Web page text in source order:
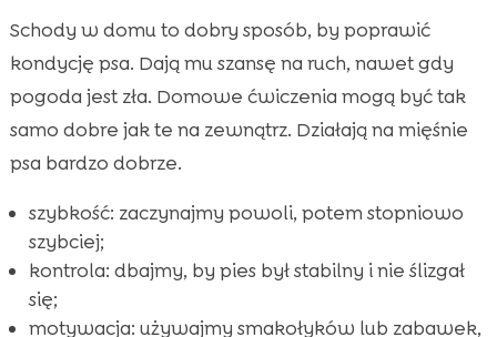
Schody w domu to dobry sposób, by poprawić
kondycję psa. Dają mu szansę na ruch, nawet gdy
pogoda jest zła. Domowe ćwiczenia mogą być tak
samo dobre jak te na zewnątrz. Działają na mięśnie
psa bardzo dobrze.
szybkość: zaczynajmy powoli, potem stopniowo
szybciej;
kontrola: dbajmy, by pies był stabilny i nie ślizgał
się;
motywacja: używajmy smakołyków lub zabawek,